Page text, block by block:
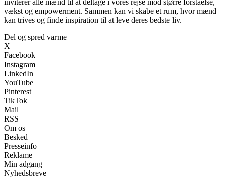
inviterer alle mænd til at deltage i vores rejse mod større forståelse,
vækst og empowerment. Sammen kan vi skabe et rum, hvor mænd
kan trives og finde inspiration til at leve deres bedste liv.
Del og spred varme
X
Facebook
Instagram
LinkedIn
YouTube
Pinterest
TikTok
Mail
RSS
Om os
Besked
Presseinfo
Reklame
Min adgang
Nyhedsbreve